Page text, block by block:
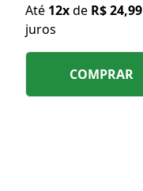
Até 12xde R$ 24,99
juros
COMPRAR